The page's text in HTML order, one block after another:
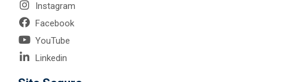
Instagram
Facebook
YouTube
Linkedin